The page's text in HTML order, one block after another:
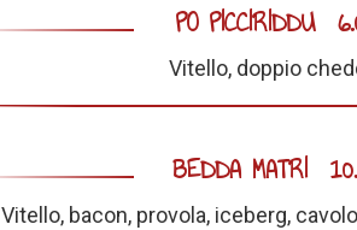
PO PICCIRIDDU
Vitello, doppio
BEDDA MATRI
Vitello, bacon, provola, iceberg,